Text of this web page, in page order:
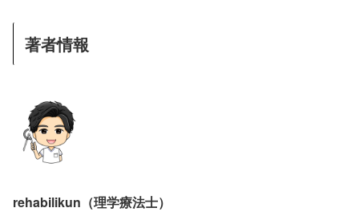
著者情報
rehabilikun（理学療法士）